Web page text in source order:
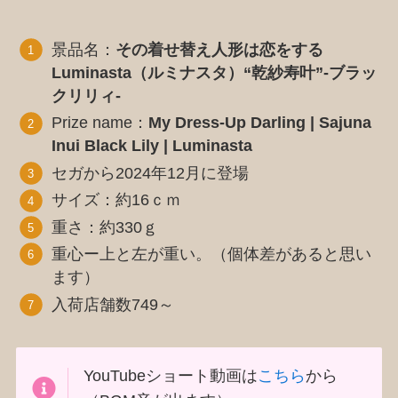
景品名： その着せ替え人形は恋をする
Luminasta（ルミナスタ）“乾紗寿叶”-ブラッ
クリリィ-
Prize name： My Dress-Up Darling | Sajuna
Inui Black Lily | Luminasta
セガから2024年12月に登場
サイズ：約16ｃｍ
重さ：約330ｇ
重心ー上と左が重い。（個体差があると思い
ます）
入荷店舗数749～
YouTubeショート動画はこちら から